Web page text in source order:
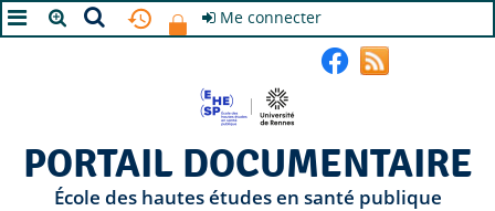
Me connecter
PORTAIL DOCUMENTAIRE
École des hautes études en santé publique